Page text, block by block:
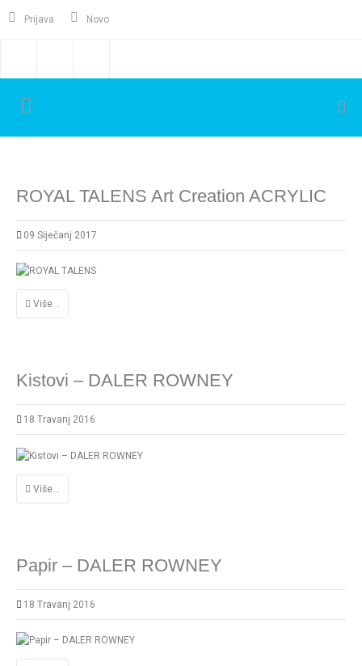
Prijava Novo
ROYAL TALENS Art Creation ACRYLIC
09 Siječanj 2017
Više...
Kistovi – DALER ROWNEY
18 Travanj 2016
Više...
Papir – DALER ROWNEY
18 Travanj 2016